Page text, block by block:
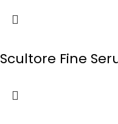
Scultore Fine